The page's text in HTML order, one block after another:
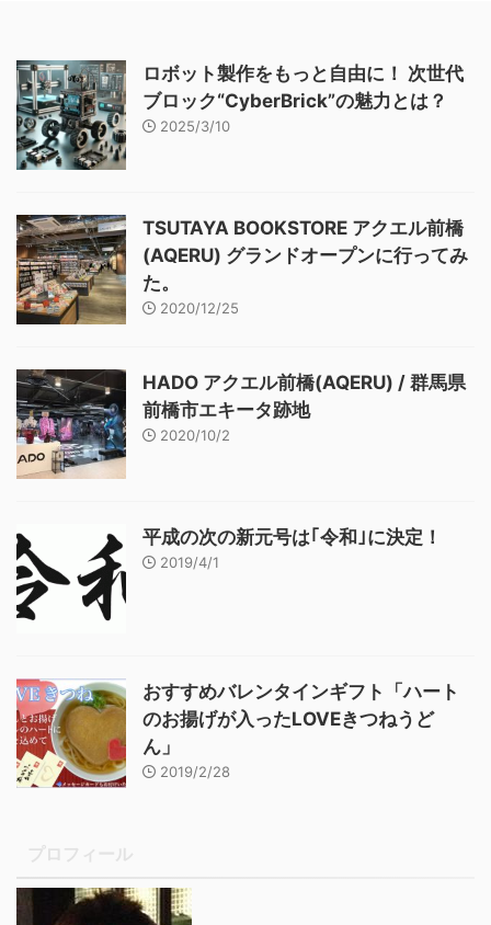
ロボット製作をもっと自由に！ 次世代
ブロック“CyberBrick”の魅力とは？
2025/3/10
TSUTAYA BOOKSTORE アクエル前橋
(AQERU) グランドオープンに行ってみ
た。
2020/12/25
HADO アクエル前橋(AQERU) / 群馬県
前橋市エキータ跡地
2020/10/2
平成の次の新元号は｢令和｣に決定！
2019/4/1
おすすめバレンタインギフト「ハート
のお揚げが入ったLOVEきつねうど
ん」
2019/2/28